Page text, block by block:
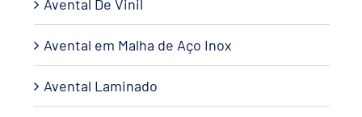
Avental De Vinil
Avental em Malha de Aço Inox
Avental Laminado